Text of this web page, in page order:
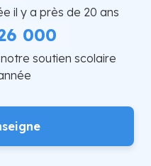
il y a près de 20 ans
000
soutien scolaire